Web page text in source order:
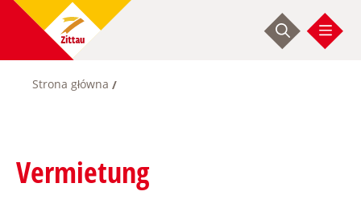
Przejdź
Ścieżka
Strona główna
Vermietung